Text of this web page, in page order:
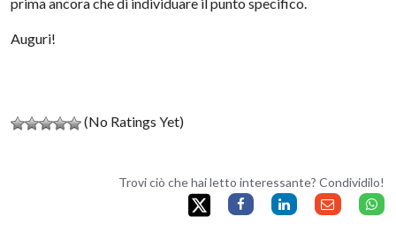
Auguri!
(No Ratings Yet)
Trovi ciò che hai letto interessante? Condividilo!